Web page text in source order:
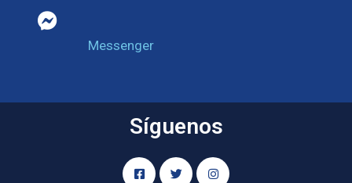
Messenger
Síguenos